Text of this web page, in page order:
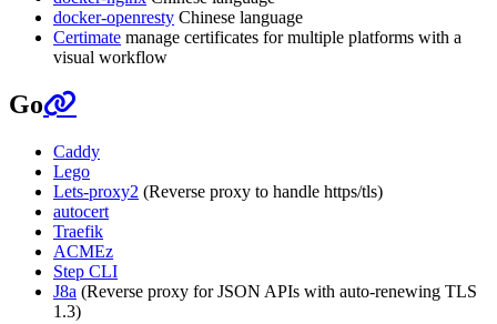
docker-openresty Chinese language
Certimate manage certificates for multiple platforms with a
visual workflow
Go
Caddy
Lego
Lets-proxy2 (Reverse proxy to handle https/tls)
autocert
Traefik
ACMEz
Step CLI
J8a (Reverse proxy for JSON APIs with auto-renewing TLS
1.3)